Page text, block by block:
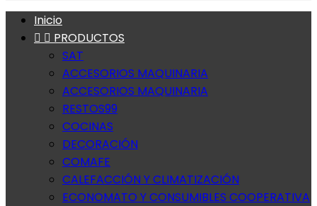
Inicio
  PRODUCTOS
SAT
ACCESORIOS MAQUINARIA
ACCESORIOS MAQUINARIA
RESTOS99
COCINAS
DECORACIÓN
COMAFE
CALEFACCIÓN Y CLIMATIZACIÓN
ECONOMATO Y CONSUMIBLES COOPERATIVA